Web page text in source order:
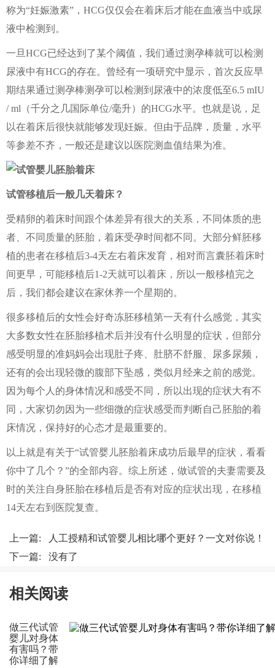
称为“妊娠激素”，HCG仅仅会在着床后才能在血液当中或尿
液中检测到。
一旦HCG已经达到了某个阈值，我们通过测孕棒就可以检测
尿液中有HCG的存在。曾经有一项研究中显示，首次反应早
期结果通过测孕棒测孕可以检测到尿液中的浓度低至6.5 mIU
/ ml（千分之几国际单位/毫升）的HCG水平。也就是说，足
以在着床后很快就能够发现妊娠。但由于品牌，质量，水平
等参差不齐，一般还是建议以医院测血值结果为准。
试管移植后一般几天着床？
受精卵的着床时间跟个体差异有很大的关系，不同体质的患
者、不同质量的胚胎，着床受孕时间都不同。大部分鲜胚移
植的患者在移植后3-4天左右着床发育，相对而言囊胚着床时
间更早，可能移植后1-2天就可以着床，所以一般移植完之
后，我们都会建议在家休养一个星期的。
很多移植后的女性会好奇冻胚移植第一天有什么感觉，其实
大多数女性在胚胎移植术后并没有什么明显的症状，但部分
感受明显的准妈妈会出现肚子疼、肚脐不舒服、尿多尿频，
还有的会出现轻微的腹部下坠感，类似月经来之前的感觉。
因为每个人的身体情况和感受不同，所以出现的症状大有不
同，大家切勿因为一些细微的症状感受而判断自己胚胎的着
床情况，保持好的心态才是最重要的。
以上就是有关于“试管婴儿胚胎着床成功后最早的症状，看看
你中了几个？”的全部内容。综上所述，做试管的夫妻需要及
时的关注自身胚胎在移植后是否有对应的症状出现，在移植
14天左右到医院复查。
上一篇:
人工授精和试管婴儿相比哪个更好？一文对你说！
下一篇: 没有了
相关阅读
做三代试管
婴儿对身体
有害吗？带
你详细了解